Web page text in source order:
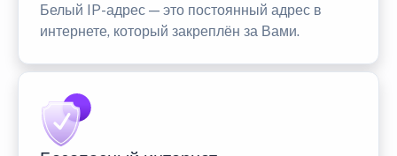
Белый IP-адрес — это постоянный адрес в
интернете, который закреплён за Вами.